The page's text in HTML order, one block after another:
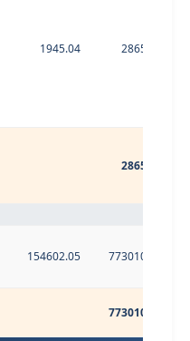
1945.04 2865.24
2865.24
154602.05 773010.25
773010.25